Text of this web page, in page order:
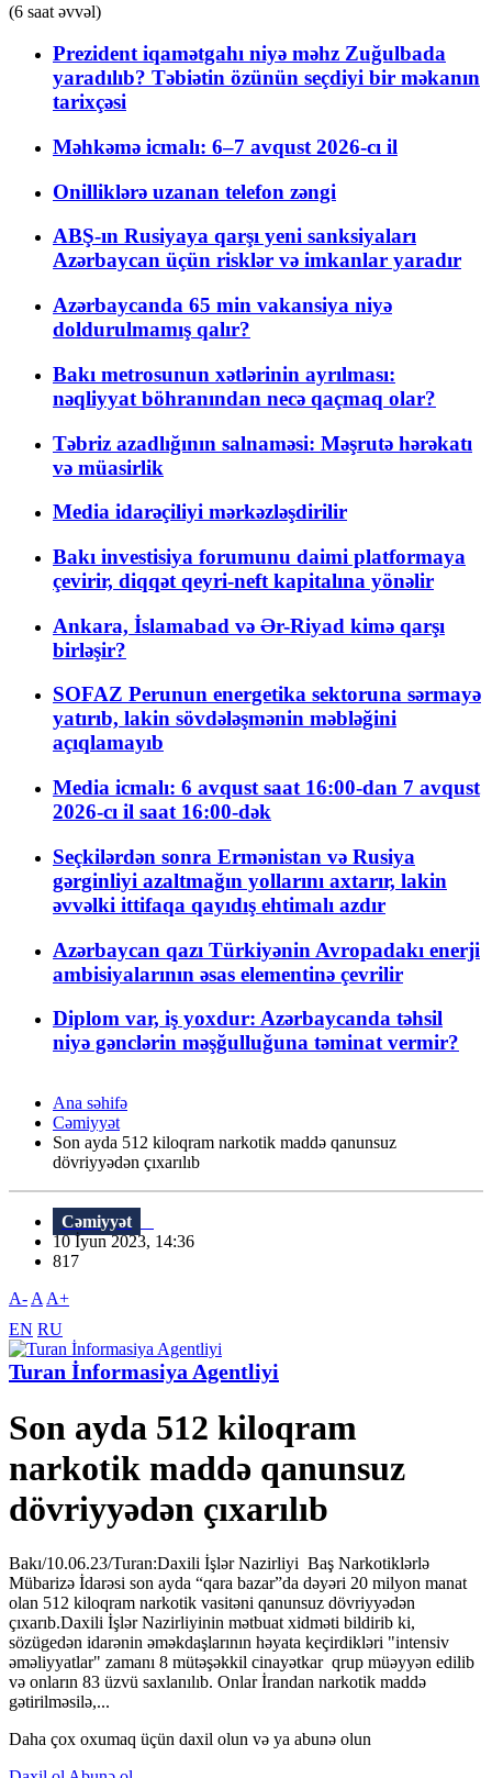
(6 saat əvvəl)
Prezident iqamətgahı niyə məhz Zuğulbada
yaradılıb? Təbiətin özünün seçdiyi bir məkanın
tarixçəsi
Məhkəmə icmalı: 6–7 avqust 2026-cı il
Onilliklərə uzanan telefon zəngi
ABŞ-ın Rusiyaya qarşı yeni sanksiyaları
Azərbaycan üçün risklər və imkanlar yaradır
Azərbaycanda 65 min vakansiya niyə
doldurulmamış qalır?
Bakı metrosunun xətlərinin ayrılması:
nəqliyyat böhranından necə qaçmaq olar?
Təbriz azadlığının salnaməsi: Məşrutə hərəkatı
və müasirlik
Media idarəçiliyi mərkəzləşdirilir
Bakı investisiya forumunu daimi platformaya
çevirir, diqqət qeyri-neft kapitalına yönəlir
Ankara, İslamabad və Ər-Riyad kimə qarşı
birləşir?
SOFAZ Perunun energetika sektoruna sərmayə
yatırıb, lakin sövdələşmənin məbləğini
açıqlamayıb
Media icmalı: 6 avqust saat 16:00-dan 7 avqust
2026-cı il saat 16:00-dək
Seçkilərdən sonra Ermənistan və Rusiya
gərginliyi azaltmağın yollarını axtarır, lakin
əvvəlki ittifaqa qayıdış ehtimalı azdır
Azərbaycan qazı Türkiyənin Avropadakı enerji
ambisiyalarının əsas elementinə çevrilir
Diplom var, iş yoxdur: Azərbaycanda təhsil
niyə gənclərin məşğulluğuna təminat vermir?
Ana səhifə
Cəmiyyət
Son ayda 512 kiloqram narkotik maddə qanunsuz
dövriyyədən çıxarılıb
Cəmiyyət
10 İyun 2023, 14:36
817
A- A A+
EN RU
Turan İnformasiya Agentliyi
Son ayda 512 kiloqram
narkotik maddə qanunsuz
dövriyyədən çıxarılıb
Bakı/10.06.23/Turan:Daxili İşlər Nazirliyi Baş Narkotiklərlə
Mübarizə İdarəsi son ayda “qara bazar”da dəyəri 20 milyon manat
olan 512 kiloqram narkotik vasitəni qanunsuz dövriyyədən
çıxarıb.Daxili İşlər Nazirliyinin mətbuat xidməti bildirib ki,
sözügedən idarənin əməkdaşlarının həyata keçirdikləri "intensiv
əməliyyatlar" zamanı 8 mütəşəkkil cinayətkar qrup müəyyən edilib
və onların 83 üzvü saxlanılıb. Onlar İrandan narkotik maddə
gətirilməsilə,...
Daha çox oxumaq üçün daxil olun və ya abunə olun